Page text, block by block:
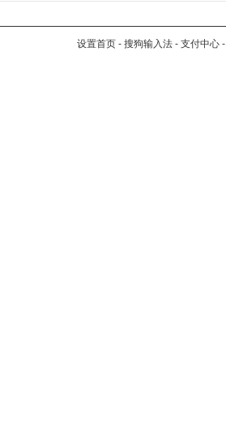
设置首页 - 搜狗输入法 - 支付中心 -